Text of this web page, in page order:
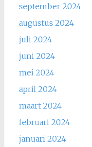
september 2024
augustus 2024
juli 2024
juni 2024
mei 2024
april 2024
maart 2024
februari 2024
januari 2024